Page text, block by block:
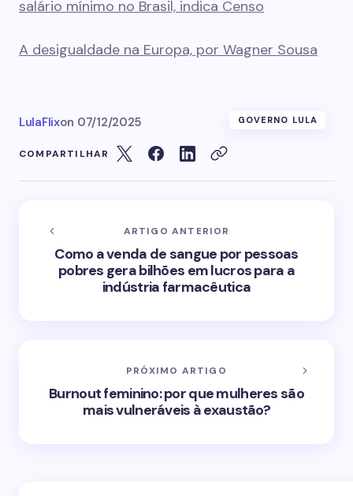
salário mínimo no Brasil, indica Censo
A desigualdade na Europa, por Wagner Sousa
LulaFlixon 07/12/2025 GOVERNO LULA
COMPARTILHAR
ARTIGO ANTERIOR
Como a venda de sangue por pessoas
pobres gera bilhões em lucros para a
indústria farmacêutica
PRÓXIMO ARTIGO
Burnout feminino: por que mulheres são
mais vulneráveis à exaustão?